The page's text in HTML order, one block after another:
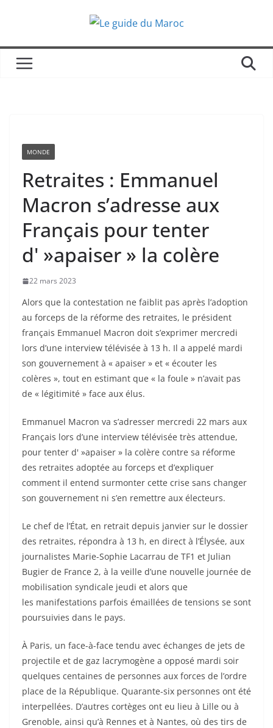
MONDE
Retraites : Emmanuel
Macron s’adresse aux
Français pour tenter
d' »apaiser » la colère
22 mars 2023
Alors que la contestation ne faiblit pas après l’adoption
au forceps de la réforme des retraites, le président
français Emmanuel Macron doit s’exprimer mercredi
lors d’une interview télévisée à 13 h. Il a appelé mardi
son gouvernement à « apaiser » et « écouter les
colères », tout en estimant que « la foule » n’avait pas
de « légitimité » face aux élus.
Emmanuel Macron va s’adresser mercredi 22 mars aux
Français lors d’une interview télévisée très attendue,
pour tenter d' »apaiser » la colère contre sa réforme
des retraites adoptée au forceps et d’expliquer
comment il entend surmonter cette crise sans changer
son gouvernement ni s’en remettre aux électeurs.
Le chef de l’État, en retrait depuis janvier sur le dossier
des retraites, répondra à 13 h, en direct à l’Élysée, aux
journalistes Marie-Sophie Lacarrau de TF1 et Julian
Bugier de France 2, à la veille d’une nouvelle journée de
mobilisation syndicale jeudi et alors que
les manifestations parfois émaillées de tensions se sont
poursuivies dans le pays.
À Paris, un face-à-face tendu avec échanges de jets de
projectile et de gaz lacrymogène a opposé mardi soir
quelques centaines de personnes aux forces de l’ordre
place de la République. Quarante-six personnes ont été
interpellées. D’autres cortèges ont eu lieu à Lille ou à
Grenoble, ainsi qu’à Rennes et à Nantes, où des tirs de